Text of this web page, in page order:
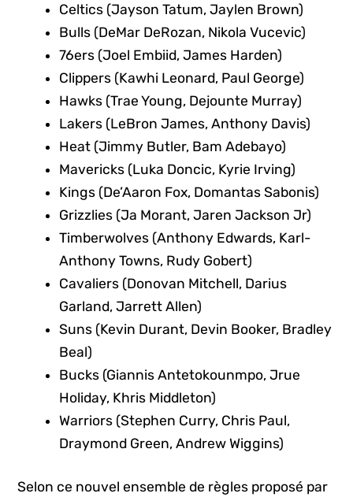
Celtics (Jayson Tatum, Jaylen Brown)
Bulls (DeMar DeRozan, Nikola Vucevic)
76ers (Joel Embiid, James Harden)
Clippers (Kawhi Leonard, Paul George)
Hawks (Trae Young, Dejounte Murray)
Lakers (LeBron James, Anthony Davis)
Heat (Jimmy Butler, Bam Adebayo)
Mavericks (Luka Doncic, Kyrie Irving)
Kings (De’Aaron Fox, Domantas Sabonis)
Grizzlies (Ja Morant, Jaren Jackson Jr)
Timberwolves (Anthony Edwards, Karl-
Anthony Towns, Rudy Gobert)
Cavaliers (Donovan Mitchell, Darius
Garland, Jarrett Allen)
Suns (Kevin Durant, Devin Booker, Bradley
Beal)
Bucks (Giannis Antetokounmpo, Jrue
Holiday, Khris Middleton)
Warriors (Stephen Curry, Chris Paul,
Draymond Green, Andrew Wiggins)
Selon ce nouvel ensemble de règles proposé par